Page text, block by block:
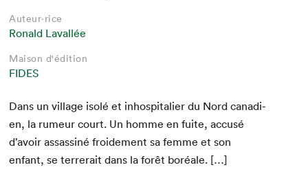
Auteur·rice
Ronald Lavallée
Maison d'édition
FIDES
Dans un vil­lage isolé et inhos­pi­tal­ier du Nord cana­di­
en, la rumeur court. Un homme en fuite, accusé
d’avoir assas­s­iné froide­ment sa femme et son
enfant, se ter­rerait dans la forêt boréale. […]